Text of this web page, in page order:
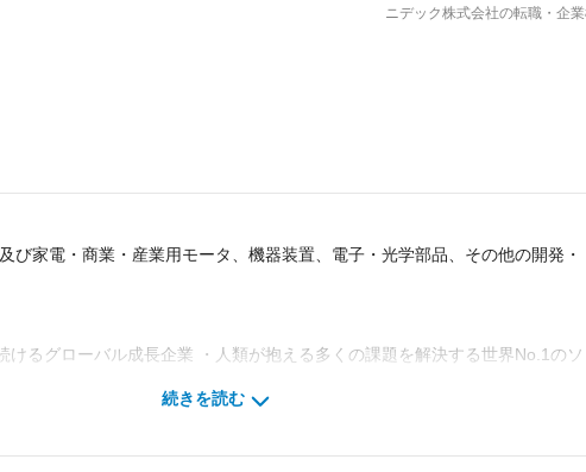
ニデック株式会社の転職・企
び家電・商業・産業用モータ、機器装置、電子・光学部品、その他の開発・
けるグローバル成長企業 ・人類が抱える多くの課題を解決する世界No.1のソ
の中期経営計画においては、さらなる高収益構造への転換を計画。
続きを読む